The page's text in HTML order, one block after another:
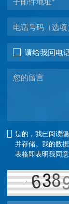
请给我回电
是的，我已阅读
并存储。我的数
表格即表明我同